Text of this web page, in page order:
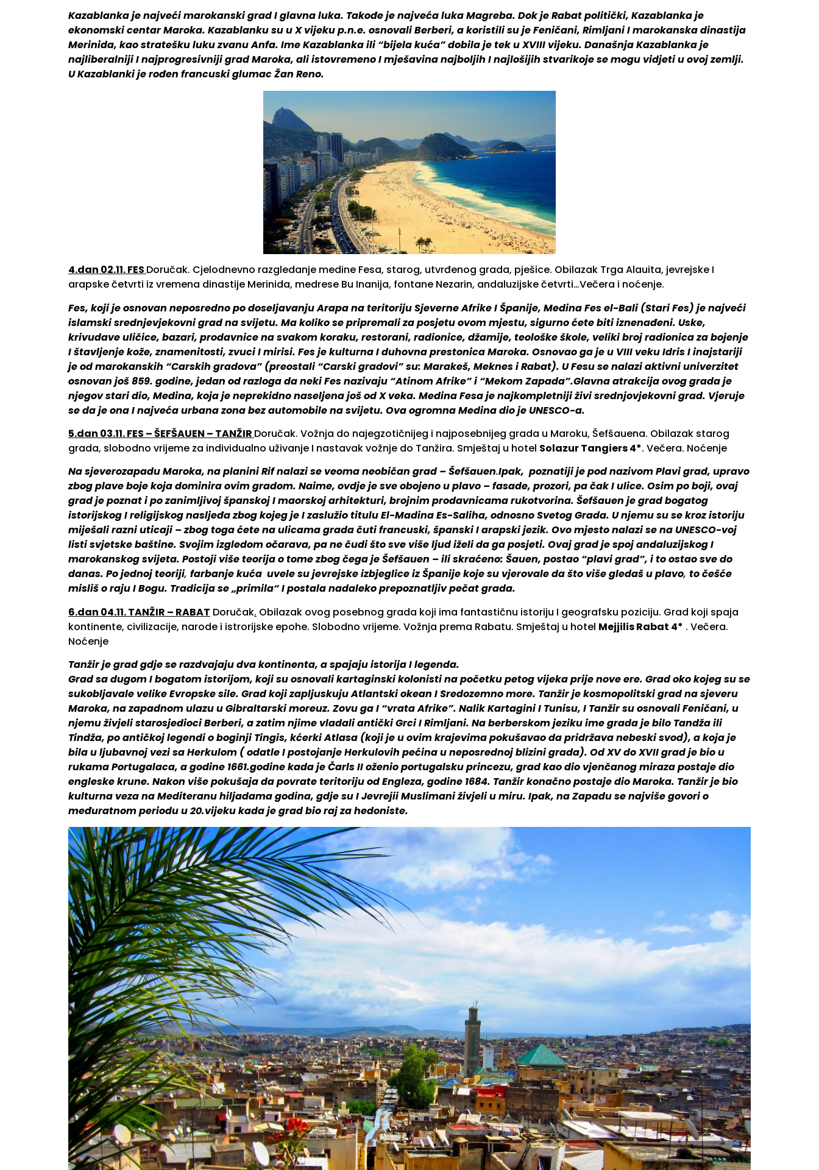
Kazablanka je najveći marokanski grad I glavna luka. Takođe je najveća luka Magreba. Dok je Rabat politički, Kazablanka je
ekonomski centar Maroka. Kazablanku su u X vijeku p.n.e. osnovali Berberi, a koristili su je Feničani, Rimljani I marokanska dinastija
Merinida, kao stratešku luku zvanu Anfa. Ime Kazablanka ili “bijela kuća” dobila je tek u XVIII vijeku. Današnja Kazablanka je
najliberalniji I najprogresivniji grad Maroka, ali istovremeno I mješavina najboljih I najlošijih stvarikoje se mogu vidjeti u ovoj zemlji.
U Kazablanki je rođen francuski glumac Žan Reno.
4.dan 02.11. FES Doručak. Cjelodnevno razgledanje medine Fesa, starog, utvrđenog grada, pješice. Obilazak Trga Alauita, jevrejske I
arapske četvrti iz vremena dinastije Merinida, medrese Bu Inanija, fontane Nezarin, andaluzijske četvrti…Večera i noćenje.
Fes, koji je osnovan neposredno po doseljavanju Arapa na teritoriju Sjeverne Afrike I Španije, Medina Fes el-Bali (Stari Fes) je najveći
islamski srednjevjekovni grad na svijetu. Ma koliko se pripremali za posjetu ovom mjestu, sigurno ćete biti iznenađeni. Uske,
krivudave uličice, bazari, prodavnice na svakom koraku, restorani, radionice, džamije, teološke škole, veliki broj radionica za bojenje
I štavljenje kože, znamenitosti, zvuci I mirisi. Fes je kulturna I duhovna prestonica Maroka. Osnovao ga je u VIII veku Idris I inajstariji
je od marokanskih “Carskih gradova” (preostali “Carski gradovi” su: Marakeš, Meknes i Rabat). U Fesu se nalazi aktivni univerzitet
osnovan još 859. godine, jedan od razloga da neki Fes nazivaju “Atinom Afrike” i “Mekom Zapada”.Glavna atrakcija ovog grada je
njegov stari dio, Medina, koja je neprekidno naseljena još od X veka. Medina Fesa je najkompletniji živi srednjovjekovni grad. Vjeruje
se da je ona I najveća urbana zona bez automobile na svijetu. Ova ogromna Medina dio je UNESCO-a.
5.dan 03.11. FES – ŠEFŠAUEN – TANŽIR Doručak. Vožnja do najegzotičnijeg i najposebnijeg grada u Maroku, Šefšauena. Obilazak starog
grada, slobodno vrijeme za individualno uživanje I nastavak vožnje do Tanžira. Smještaj u hotel Solazur Tangiers 4*. Večera. Noćenje
Na sjeverozapadu Maroka, na planini Rif nalazi se veoma neobičan grad – Šefšauen.Ipak, poznatiji je pod nazivom Plavi grad, upravo
zbog plave boje koja dominira ovim gradom. Naime, ovdje je sve obojeno u plavo – fasade, prozori, pa čak I ulice. Osim po boji, ovaj
grad je poznat i po zanimljivoj španskoj I maorskoj arhitekturi, brojnim prodavnicama rukotvorina. Šefšauen je grad bogatog
istorijskog I religijskog nasljeđa zbog kojeg je I zaslužio titulu El-Madina Es-Saliha, odnosno Svetog Grada. U njemu su se kroz istoriju
miješali razni uticaji – zbog toga ćete na ulicama grada čuti francuski, španski I arapski jezik. Ovo mjesto nalazi se na UNESCO-voj
listi svjetske baštine. Svojim izgledom očarava, pa ne čudi što sve više ljud iželi da ga posjeti. Ovaj grad je spoj andaluzijskog I
marokanskog svijeta. Postoji više teorija o tome zbog čega je Šefšauen – ili skraćeno: Šauen, postao “plavi grad”, i to ostao sve do
danas. Po jednoj teoriji, farbanje kuća uvele su jevrejske izbjeglice iz Španijekoje su vjerovale da što više gledaš u plavo, to češće
misliš o raju I Bogu. Tradicija se „primila“ I postala nadaleko prepoznatljiv pečat grada.
6.dan 04.11. TANŽIR – RABAT Doručak. Obilazak ovog posebnog grada koji ima fantastičnu istoriju I geografsku poziciju. Grad koji spaja
kontinente, civilizacije, narode i istrorijske epohe. Slobodno vrijeme. Vožnja prema Rabatu. Smještaj u hotel Mejjilis Rabat 4* . Večera.
Noćenje
Tanžir je grad gdje se razdvajaju dva kontinenta, a spajaju istorija I legenda.
Grad sa dugom I bogatom istorijom, koji su osnovali kartaginski kolonisti na početku petog vijeka prije nove ere. Grad oko kojeg su se
sukobljavale velike Evropske sile. Grad koji zapljuskuju Atlantski okean I Sredozemno more. Tanžir je kosmopolitski grad na sjeveru
Maroka, na zapadnom ulazu u Gibraltarski moreuz. Zovu ga I “vrata Afrike”. Nalik Kartagini I Tunisu, I Tanžir su osnovali Feničani, u
njemu živjeli starosjedioci Berberi, a zatim njime vladali antički Grci I Rimljani. Na berberskom jeziku ime grada je bilo Tandža ili
Tindža, po antičkoj legendi o boginji Tingis, kćerki Atlasa (koji je u ovim krajevima pokušavao da pridržava nebeski svod), a koja je
bila u ljubavnoj vezi sa Herkulom ( odatle I postojanje Herkulovih pećina u neposrednoj blizini grada). Od XV do XVII grad je bio u
rukama Portugalaca, a godine 1661.godine kada je Čarls II oženio portugalsku princezu, grad kao dio vjenčanog miraza postaje dio
engleske krune. Nakon više pokušaja da povrate teritoriju od Engleza, godine 1684. Tanžir konačno postaje dio Maroka. Tanžir je bio
kulturna veza na Mediteranu hiljadama godina, gdje su I Jevrejii Muslimani živjeli u miru. Ipak, na Zapadu se najviše govori o
međuratnom periodu u 20.vijeku kada je grad bio raj za hedoniste.